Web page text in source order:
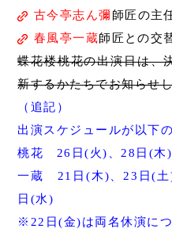
古今亭志ん彌師匠の主
春風亭一蔵師匠との交
蝶花楼桃花の出演日は、
新するかたちでお知らせ
（追記）
出演スケジュールが以下
桃花 26日(火)、28日(木
一蔵 21日(木)、23日(土
日(水)
※22日(金)は両名休演につ